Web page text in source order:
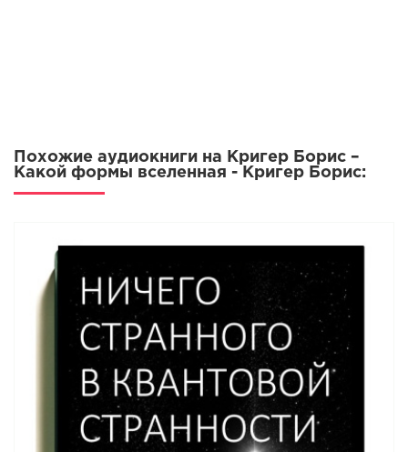
Похожие аудиокниги на Кригер Борис –
Какой формы вселенная - Кригер Борис: